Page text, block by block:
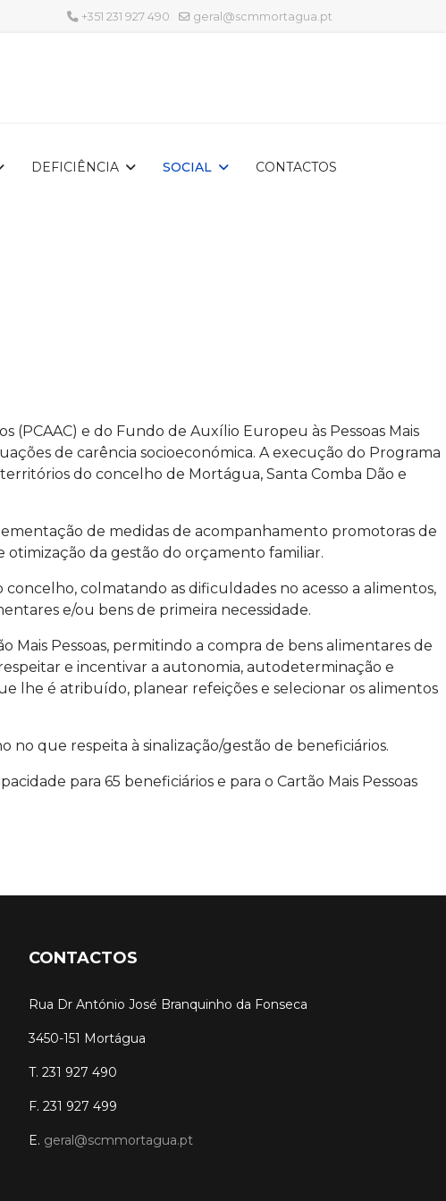
+351 231 927 490 geral@scmmortagua.pt
DEFICIÊNCIA SOCIAL CONTACTOS
e do Fundo de Auxílio Europeu às Pessoas Mais
de carência socioeconómica. A execução do Programa
do concelho de Mortágua, Santa Comba Dão e
de medidas de acompanhamento promotoras de
da gestão do orçamento familiar.
colmatando as dificuldades no acesso a alimentos,
e/ou bens de primeira necessidade.
Pessoas, permitindo a compra de bens alimentares de
e incentivar a autonomia, autodeterminação e
lhe é atribuído, planear refeições e selecionar os alimentos
no que respeita à sinalização/gestão de beneficiários.
para 65 beneficiários e para o Cartão Mais Pessoas
CONTACTOS
Rua Dr António José Branquinho da Fonseca
3450-151 Mortágua
T. 231 927 490
F. 231 927 499
E. geral@scmmortagua.pt